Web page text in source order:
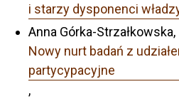
i starzy dysponenci
Anna Górka-Strzałkowska,
Nowy nurt badań z
partycypacyjne
,